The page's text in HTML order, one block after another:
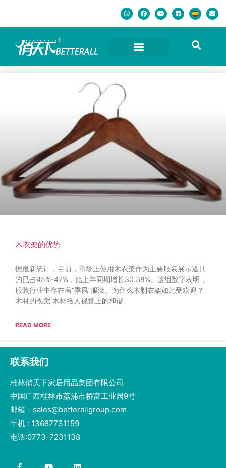
木衣架的优势
据最新统计，目前，市场上使用木衣架作为主要服装展示道具
的已占45%-47%，比上年同期增长30.38%。这组数字表明，
服装行业中存在着“季风”服装。为什么木制衣架如此受欢迎？
木材的视觉 木材给人视觉上的和谐
READ MORE
联系我们
桂林俏天下家居用品集团有限公司
中国广西桂林市荔浦市桥富工业园9号
邮箱：sales@betterallgroup.com
手机 : 13687731159
电话:0773-7231138